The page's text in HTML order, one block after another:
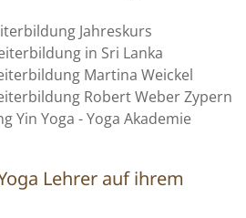
Jahreskurs
in Sri Lanka
Martina Weickel
Robert Weber Zypern
Yin Yoga - Yoga Akademie
Lehrer auf ihrem